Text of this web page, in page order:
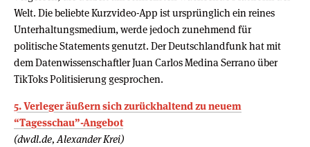
Welt. Die beliebte Kurzvideo-App ist ursprünglich ein reines
Unterhaltungsmedium, werde jedoch zunehmend für
politische Statements genutzt. Der Deutschlandfunk hat mit
dem Datenwissenschaftler Juan Carlos Medina Serrano über
TikToks Politisierung gesprochen.
5. Verleger äußern sich zurückhaltend zu neuem
“Tagesschau”-Angebot
(dwdl.de, Alexander Krei)